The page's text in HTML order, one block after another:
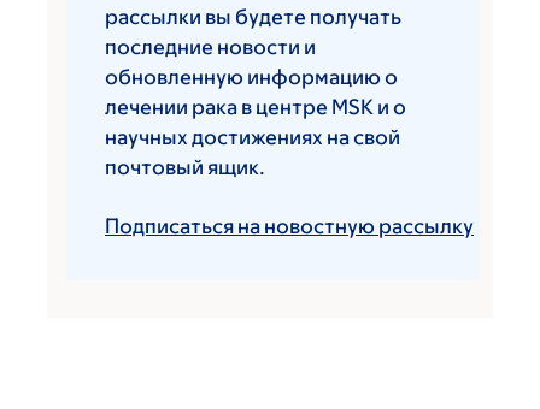
рассылки вы будете получать
последние новости и
обновленную информацию о
лечении рака в центре MSK и о
научных достижениях на свой
почтовый ящик.
Подписаться на новостную рассылку